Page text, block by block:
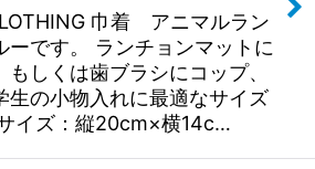
巾着 アニマルラン
ーです。 ランチョンマットに
もしくは歯ブラシにコップ、
生の小物入れに最適なサイズ
イズ：縦20cm×横14c…